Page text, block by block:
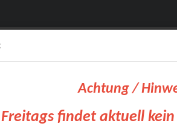
Achtung /
Freitags findet aktuell